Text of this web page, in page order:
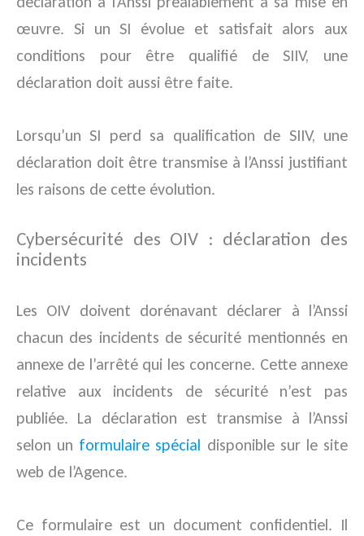
œuvre. Si un SI évolue et satisfait alors aux
conditions pour être qualifié de SIIV, une
déclaration doit aussi être faite.
Lorsqu’un SI perd sa qualification de SIIV, une
déclaration doit être transmise à l’Anssi justifiant
les raisons de cette évolution.
Cybersécurité des OIV : déclaration des
incidents
Les OIV doivent dorénavant déclarer à l’Anssi
chacun des incidents de sécurité mentionnés en
annexe de l’arrêté qui les concerne. Cette annexe
relative aux incidents de sécurité n’est pas
publiée. La déclaration est transmise à l’Anssi
selon un formulaire spécial disponible sur le site
web de l’Agence.
Ce formulaire est un document confidentiel. Il